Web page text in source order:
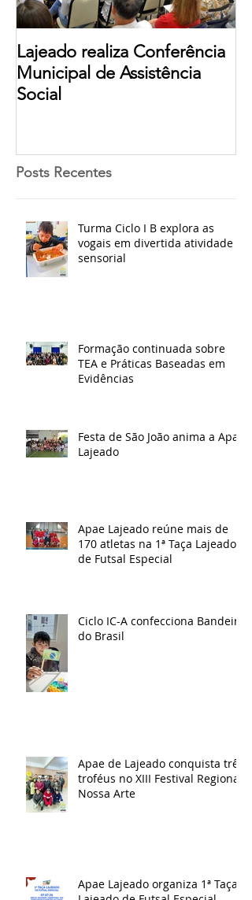
Lajeado realiza Conferência
Municipal de Assistência
Social
Posts Recentes
Turma Ciclo I B explora as
vogais em divertida atividade
sensorial
Formação continuada sobre
TEA e Práticas Baseadas em
Evidências
Festa de São João anima a Apae
Lajeado
Apae Lajeado reúne mais de
170 atletas na 1ª Taça Lajeado
de Futsal Especial
Ciclo IC-A confecciona Bandeira
do Brasil
Apae de Lajeado conquista três
troféus no XIII Festival Regional
Nossa Arte
Apae Lajeado organiza 1ª Taça